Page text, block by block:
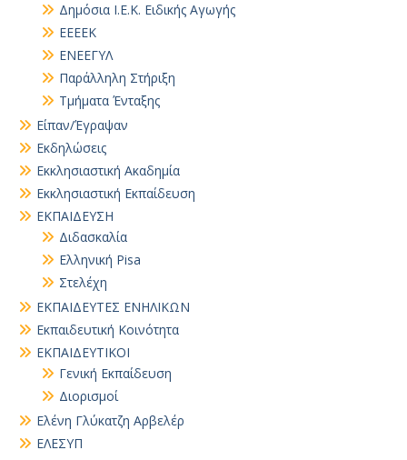
Δημόσια Ι.Ε.Κ. Ειδικής Αγωγής
ΕΕΕΕΚ
ΕΝΕΕΓΥΛ
Παράλληλη Στήριξη
Τμήματα Ένταξης
Είπαν/Έγραψαν
Εκδηλώσεις
Εκκλησιαστική Ακαδημία
Εκκλησιαστική Εκπαίδευση
ΕΚΠΑΙΔΕΥΣΗ
Διδασκαλία
Ελληνική Pisa
Στελέχη
ΕΚΠΑΙΔΕΥΤΕΣ ΕΝΗΛΙΚΩΝ
Εκπαιδευτική Κοινότητα
ΕΚΠΑΙΔΕΥΤΙΚΟΙ
Γενική Εκπαίδευση
Διορισμοί
Ελένη Γλύκατζη Αρβελέρ
ΕΛΕΣΥΠ